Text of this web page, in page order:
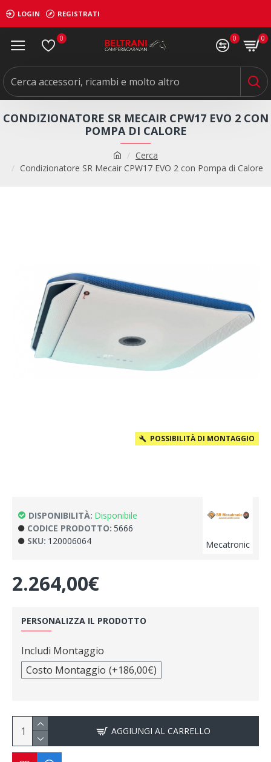
LOGIN REGISTRATI
0 0 0
Cerca
Condizionatore SR Mecair CPW17 EVO 2 con Pompa di Calore
CONDIZIONATORE SR MECAIR CPW17 EVO 2 CON
POMPA DI CALORE
‎ ‎ POSSIBILITÀ DI MONTAGGIO
DISPONIBILITÀ: Disponibile
CODICE PRODOTTO: 5666
SKU: 120006064 Mecatronic
2.264,00€
PERSONALIZZA IL PRODOTTO
Includi Montaggio
Costo Montaggio (+186,00€)
AGGIUNGI AL CARRELLO